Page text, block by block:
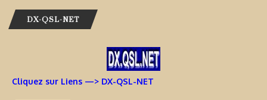
DX-QSL-NET
Cliquez sur Liens —> DX-QSL-NET